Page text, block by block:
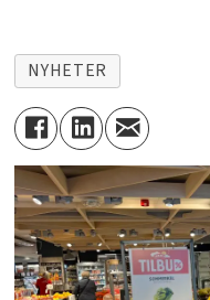
NYHETER